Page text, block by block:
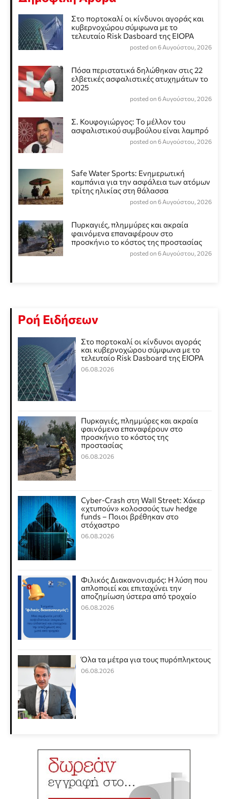
Στο πορτοκαλί οι κίνδυνοι αγοράς και
κυβερνοχώρου σύμφωνα με το
τελευταίο Risk Dasboard της EIOPA
posted on 6 Αυγούστου, 2026
Πόσα περιστατικά δηλώθηκαν στις 22
ελβετικές ασφαλιστικές ατυχημάτων το
2025
posted on 6 Αυγούστου, 2026
Σ. Κουφογιώργος: To μέλλον του
ασφαλιστικού συμβούλου είναι λαμπρό
posted on 6 Αυγούστου, 2026
Safe Water Sports: Eνημερωτική
καμπάνια για την ασφάλεια των ατόμων
τρίτης ηλικίας στη θάλασσα
posted on 6 Αυγούστου, 2026
Πυρκαγιές, πλημμύρες και ακραία
φαινόμενα επαναφέρουν στο
προσκήνιο το κόστος της προστασίας
posted on 6 Αυγούστου, 2026
Ροή Ειδήσεων
Στο πορτοκαλί οι κίνδυνοι αγοράς
και κυβερνοχώρου σύμφωνα με το
τελευταίο Risk Dasboard της EIOPA
06.08.2026
Πυρκαγιές, πλημμύρες και ακραία
φαινόμενα επαναφέρουν στο
προσκήνιο το κόστος της
προστασίας
06.08.2026
Cyber-Crash στη Wall Street: Χάκερ
«χτυπούν» κολοσσούς των hedge
funds – Ποιοι βρέθηκαν στο
στόχαστρο
06.08.2026
Φιλικός Διακανονισμός: Η λύση που
απλοποιεί και επιταχύνει την
αποζημίωση ύστερα από τροχαίο
06.08.2026
Όλα τα μέτρα για τους πυρόπληκτους
06.08.2026